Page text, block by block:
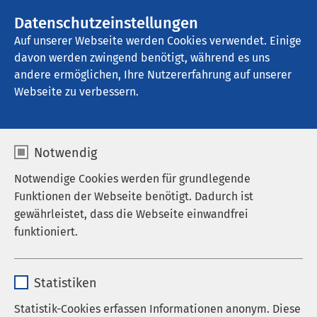
Datenschutzeinstellungen
Auf unserer Webseite werden Cookies verwendet. Einige
davon werden zwingend benötigt, während es uns
andere ermöglichen, Ihre Nutzererfahrung auf unserer
Webseite zu verbessern.
Notwendig
Notwendige Cookies werden für grundlegende
Funktionen der Webseite benötigt. Dadurch ist
gewährleistet, dass die Webseite einwandfrei
funktioniert.
Anbieter sgalinski
Statistiken
Statistik-Cookies erfassen Informationen anonym. Diese
AMEOS Spital Einsiedeln
Kontakt
Öffnungszeiten Notfallzentrum
geöffnet. Unser erfahrenes Team gewährleistet eine
schnelle und kompetente Erstversorgung –
des medizinischen Problems.